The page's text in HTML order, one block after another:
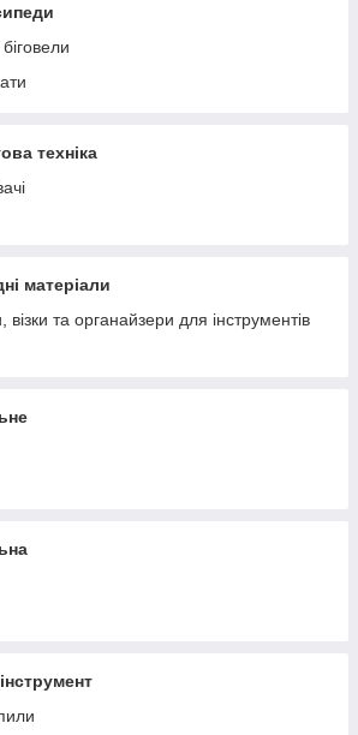
парники
техніка
матеріали
та органайзери для інструментів